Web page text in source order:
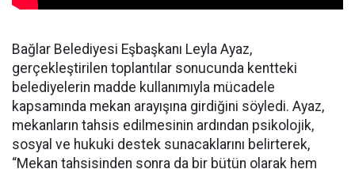
Bağlar Belediyesi Eşbaşkanı Leyla Ayaz,
gerçekleştirilen toplantılar sonucunda kentteki
belediyelerin madde kullanımıyla mücadele
kapsamında mekan arayışına girdiğini söyledi. Ayaz,
mekanların tahsis edilmesinin ardından psikolojik,
sosyal ve hukuki destek sunacaklarını belirterek,
“Mekan tahsisinden sonra da bir bütün olarak hem